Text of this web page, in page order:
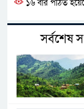
১৬ বার পঠিত
সর্বশেষ